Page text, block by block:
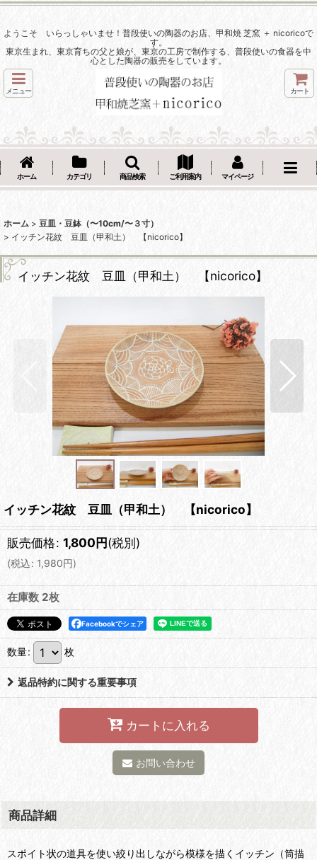
ようこそ いらっしゃいませ！普段使いの陶器のお店、甲和焼 芝窯 ＋ nicoricoで
す。
東京生まれ、東京育ちの父と娘が、東京の工房で制作する、普段使いの食器を中
心とした陶器の販売をしています。
メニュー カート
ホーム カテゴリ 商品検索 ご利用案内 マイページ
ホーム > 豆皿・豆鉢（〜10cm/〜３寸）
> イッチン花紋 豆皿（甲和土） 【nicorico】
イッチン花紋 豆皿（甲和土） 【nicorico】
イッチン花紋 豆皿（甲和土） 【nicorico】
販売価格: 1,800円(税別)
(税込: 1,980円)
在庫数 2枚
Facebookでシェア
数量: 枚
返品特約に関する重要事項
カートに入れる
お問い合わせ
商品詳細
スポイト状の道具を使い絞り出しながら模様を描くイッチン（筒描